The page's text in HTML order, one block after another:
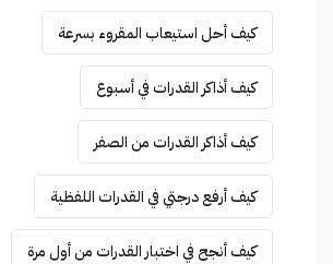
كيف أحل استيعاب المقروء بسرعة
كيف أذاكر القدرات في أسبوع
كيف أذاكر القدرات من الصفر
كيف أرفع درجتي في القدرات اللفظية
كيف أنجح في اختبار القدرات من أول مرة